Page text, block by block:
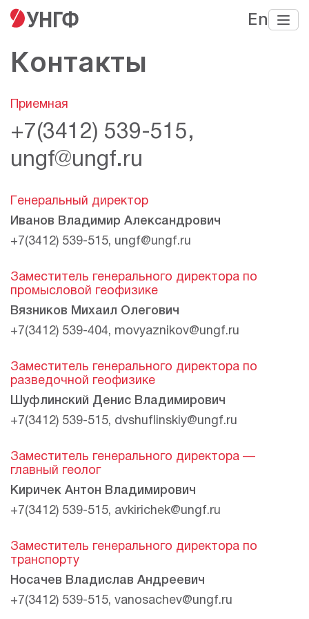
En
Контакты
Приемная
+7(3412) 539-515,
ungf@ungf.ru
Генеральный директор
Иванов Владимир Александрович
+7(3412) 539-515, ungf@ungf.ru
Заместитель генерального директора по
промысловой геофизике
Вязников Михаил Олегович
+7(3412) 539-404, movyaznikov@ungf.ru
Заместитель генерального директора по
разведочной геофизике
Шуфлинский Денис Владимирович
+7(3412) 539-515, dvshuflinskiy@ungf.ru
Заместитель генерального директора —
главный геолог
Киричек Антон Владимирович
+7(3412) 539-515, avkirichek@ungf.ru
Заместитель генерального директора по
транспорту
Носачев Владислав Андреевич
+7(3412) 539-515, vanosachev@ungf.ru